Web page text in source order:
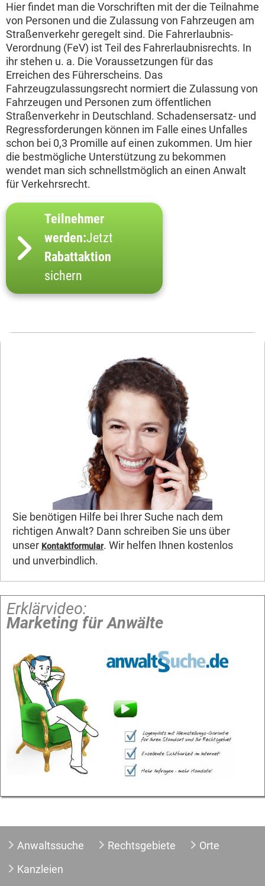
Hier findet man die Vorschriften mit der die Teilnahme
von Personen und die Zulassung von Fahrzeugen am
Straßenverkehr geregelt sind. Die Fahrerlaubnis-
Verordnung (FeV) ist Teil des Fahrerlaubnisrechts. In
ihr stehen u. a. Die Voraussetzungen für das
Erreichen des Führerscheins. Das
Fahrzeugzulassungsrecht normiert die Zulassung von
Fahrzeugen und Personen zum öffentlichen
Straßenverkehr in Deutschland. Schadensersatz- und
Regressforderungen können im Falle eines Unfalles
schon bei 0,3 Promille auf einen zukommen. Um hier
die bestmögliche Unterstützung zu bekommen
wendet man sich schnellstmöglich an einen Anwalt
für Verkehrsrecht.
Teilnehmer
werden:Jetzt
Rabattaktion
sichern
Sie benötigen Hilfe bei Ihrer Suche nach dem
richtigen Anwalt? Dann schreiben Sie uns über
unser Kontaktformular. Wir helfen Ihnen kostenlos
und unverbindlich.
Erklärvideo:
Marketing für Anwälte
Anwaltssuche Rechtsgebiete
Orte
Kanzleien